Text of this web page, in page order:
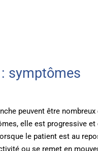
symptômes
peuvent être
elle est progressive
le patient est au
ou se remet en